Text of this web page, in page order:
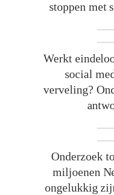
stoppen met
Werkt
social
verveling?
Onderzoek
miljoenen
ongelukkig